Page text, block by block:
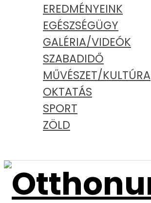
EREDMÉNYEINK
EGÉSZSÉGÜGY
GALÉRIA/VIDEÓK
SZABADIDŐ
MŰVÉSZET/KULTÚRA
OKTATÁS
SPORT
ZÖLD